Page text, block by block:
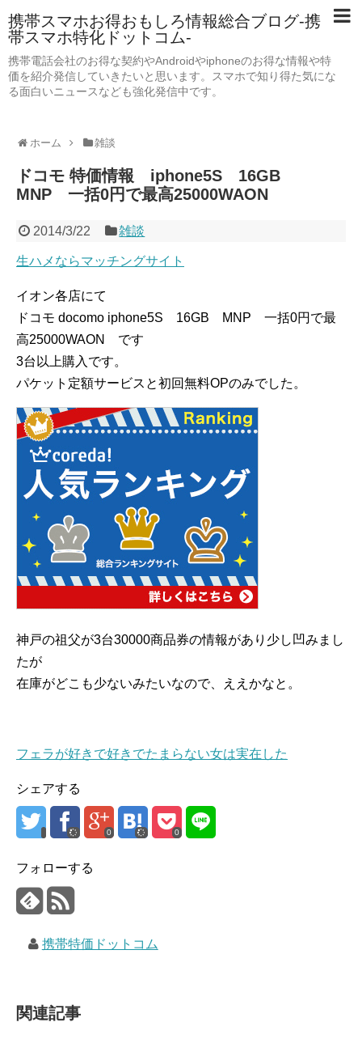
携帯スマホお得おもしろ情報総合ブログ-携
帯スマホ特化ドットコム-
携帯電話会社のお得な契約やAndroidやiphoneのお得な情報や特
価を紹介発信していきたいと思います。スマホで知り得た気にな
る面白いニュースなども強化発信中です。
ホーム 雑談
ドコモ 特価情報 iphone5S 16GB
MNP 一括0円で最高25000WAON
2014/3/22 雑談
生ハメならマッチングサイト
イオン各店にて
ドコモ docomo iphone5S 16GB MNP 一括0円で最
高25000WAON です
3台以上購入です。
パケット定額サービスと初回無料OPのみでした。
神戸の祖父が3台30000商品券の情報があり少し凹みまし
たが
在庫がどこも少ないみたいなので、ええかなと。
フェラが好きで好きでたまらない女は実在した
シェアする
0 0
フォローする
携帯特価ドットコム
関連記事